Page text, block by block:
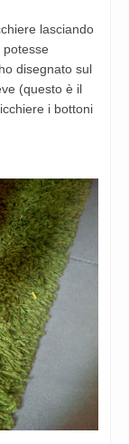
lasciando
disegnato sul
(questo è il
i bottoni